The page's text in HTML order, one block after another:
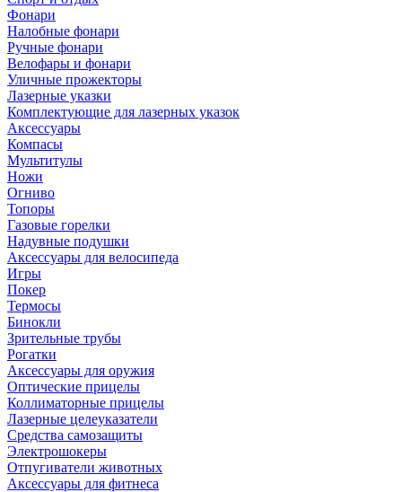
Фонари
Налобные фонари
Ручные фонари
Велофары и фонари
Уличные прожекторы
Лазерные указки
Комплектующие для лазерных указок
Аксессуары
Компасы
Мультитулы
Ножи
Огниво
Топоры
Газовые горелки
Надувные подушки
Аксессуары для велосипеда
Игры
Покер
Термосы
Бинокли
Зрительные трубы
Рогатки
Аксессуары для оружия
Оптические прицелы
Коллиматорные прицелы
Лазерные целеуказатели
Средства самозащиты
Электрошокеры
Отпугиватели животных
Аксессуары для фитнеса